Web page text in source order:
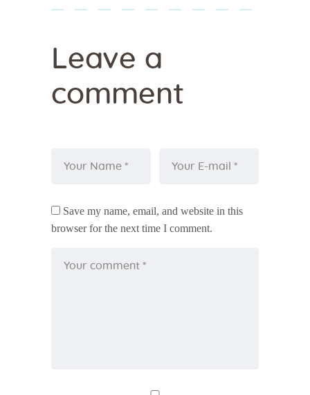
Leave a
comment
Save my name, email, and website in this
browser for the next time I comment.